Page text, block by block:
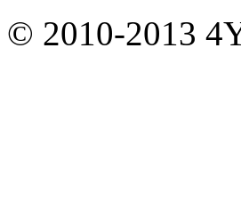
© 2010-2013